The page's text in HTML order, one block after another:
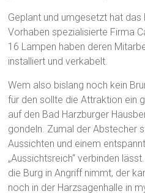
Geplant und umgesetzt hat
Vorhaben spezialisierte Firma
16 Lampen haben deren
installiert und verkabelt.
Wem also bislang noch kein
für den sollte die Attraktion ein
auf den Bad Harzburger
gondeln. Zumal der Abstecher
Aussichten und einem
„Aussichtsreich“ verbinden
die Burg in Angriff nimmt, der
noch in der Harzsagenhalle in